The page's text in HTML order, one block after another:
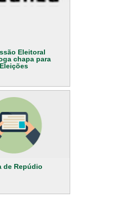
Eleitoral
chapa para
Eleições
de Repúdio